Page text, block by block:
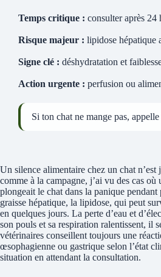
Temps critique : consulter après 24
Risque majeur : lipidose hépatique
Signe clé : déshydratation et
Action urgente : perfusion ou
Si ton chat ne mange pas,
Un silence alimentaire chez un chat
comme à la campagne, j’ai vu des cas
plongeait le chat dans la panique
graisse hépatique, la lipidose, qui peut
en quelques jours. La perte d’eau et
son pouls et sa respiration ralentissent, il
vétérinaires conseillent toujours une
œsophagienne ou gastrique selon l’état
situation en attendant la consultation.